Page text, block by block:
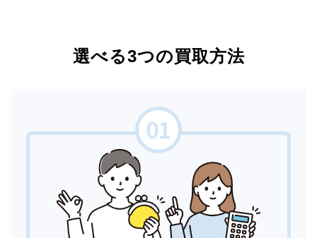
選べる3つの買取方法